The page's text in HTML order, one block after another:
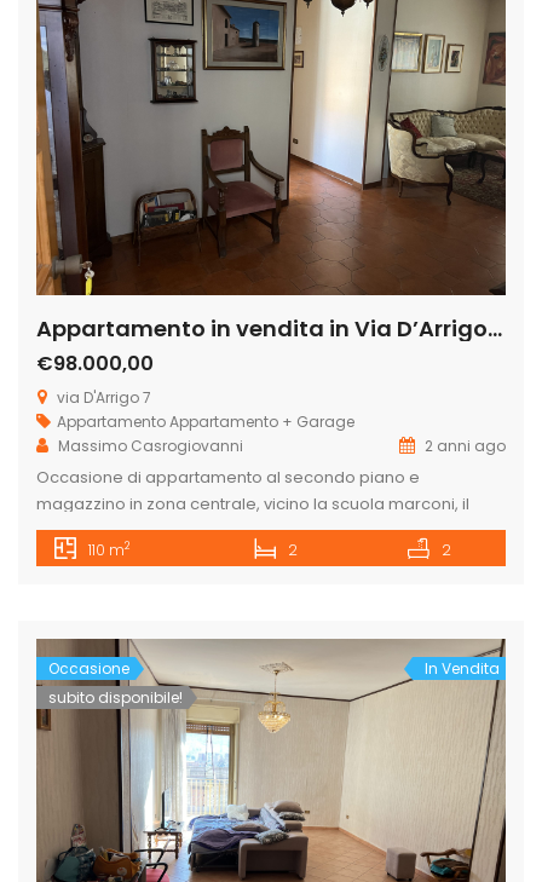
Appartamento in vendita in Via D’Arrigo 7, Centro
€98.000,00
via D'Arrigo 7
AppartamentoAppartamento + Garage
Massimo Casrogiovanni
2 anni ago
Occasione di appartamento al secondo piano e
magazzino in zona centrale, vicino la scuola marconi, il
liceo e la scuola Dino Liotta nonchè vicino il porto turistico.
L’appartamento che da su due strade parallele (via
Camera per ragazzi con due letti, […]
110 m2 2 2
Occasione
subito disponibile!
In Vendita